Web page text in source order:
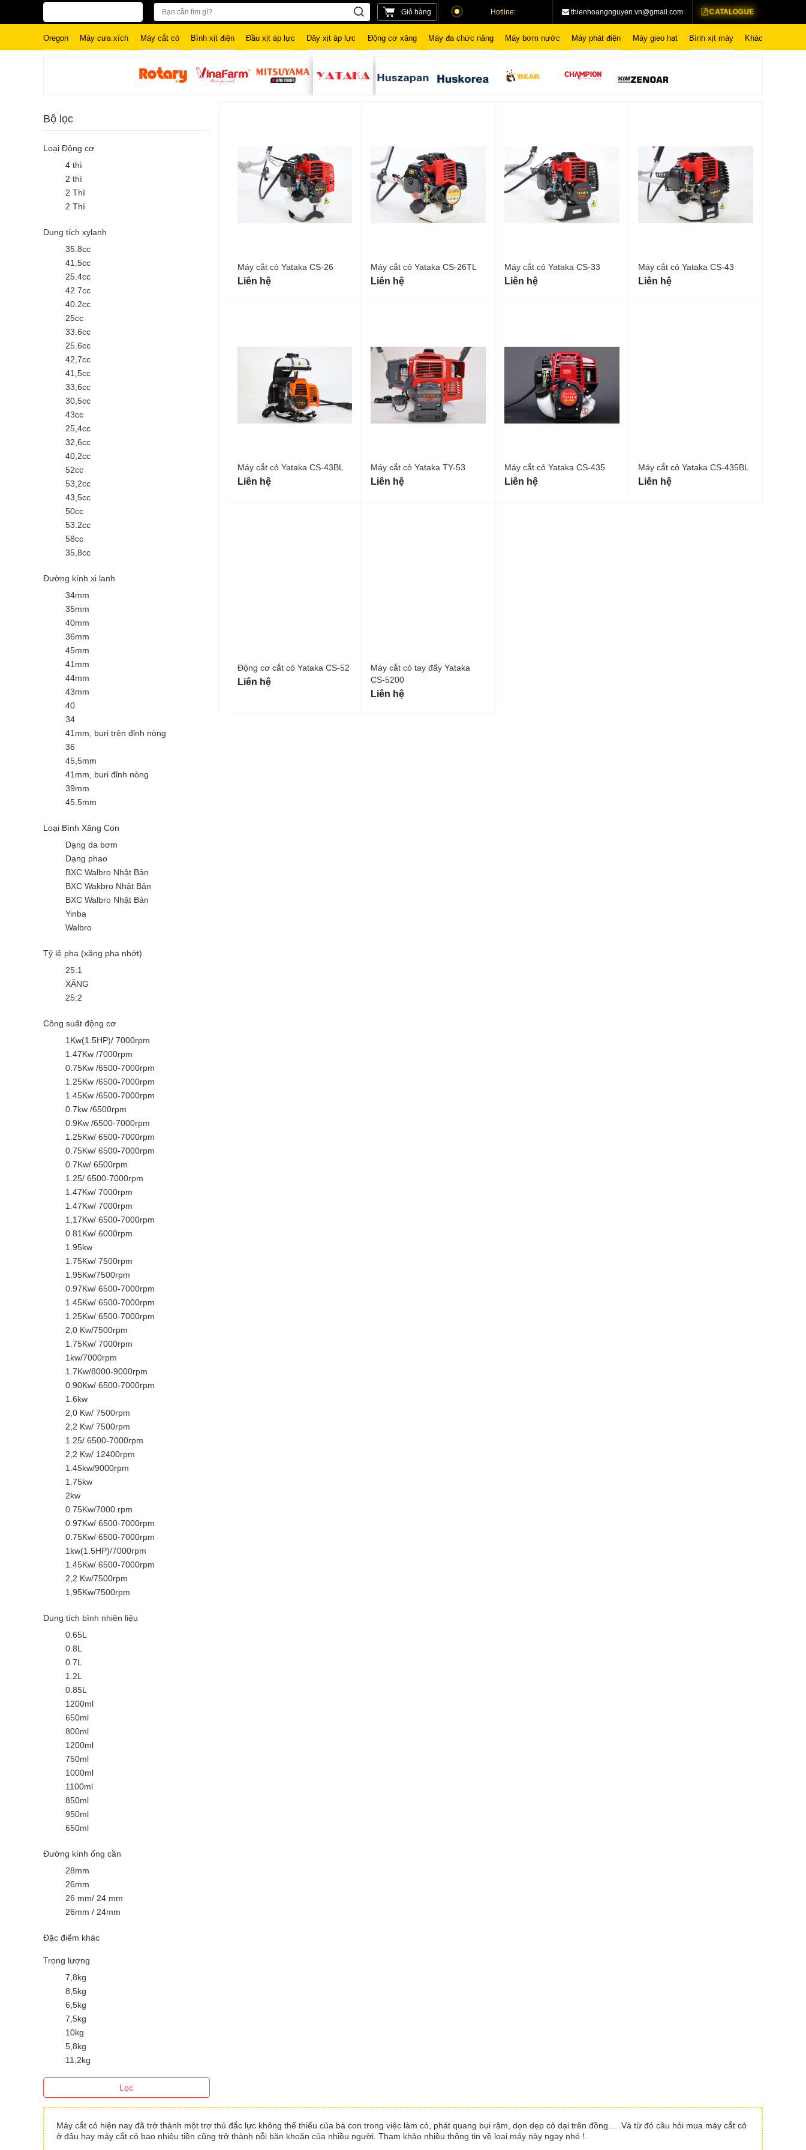
Giỏ hàng Hotline: thienhoangnguyen.vn@gmail.com CATALOGUE
Oregon Máy cưa xích Máy cắt cỏ Bình xịt điện Đầu xịt áp lực Dây xịt áp lực Động cơ xăng Máy đa chức năng Máy bơm nước Máy phát điện Máy gieo hạt Bình xịt máy Khác
Bộ lọc
Loại Động cơ
4 thì
2 thì
2 Thì
2 Thì
Dung tích xylanh
35.8cc
41.5cc
25.4cc
42.7cc
40.2cc
25cc
33.6cc
25.6cc
42,7cc
41,5cc
33,6cc
30,5cc
43cc
25,4cc
32,6cc
40,2cc
52cc
53,2cc
43,5cc
50cc
53.2cc
58cc
35,8cc
Đường kính xi lanh
34mm
35mm
40mm
36mm
45mm
41mm
44mm
43mm
40
34
41mm, buri trên đỉnh nòng
36
45,5mm
41mm, buri đỉnh nòng
39mm
45.5mm
Loại Bình Xăng Con
Dạng da bơm
Dạng phao
BXC Walbro Nhật Bản
BXC Wakbro Nhật Bản
BXC Walbro Nhật Bản
Yinba
Walbro
Tỷ lệ pha (xăng pha nhớt)
25:1
XĂNG
25:2
Công suất động cơ
1Kw(1.5HP)/ 7000rpm
1.47Kw /7000rpm
0.75Kw /6500-7000rpm
1.25Kw /6500-7000rpm
1.45Kw /6500-7000rpm
0.7kw /6500rpm
0.9Kw /6500-7000rpm
1.25Kw/ 6500-7000rpm
0.75Kw/ 6500-7000rpm
0.7Kw/ 6500rpm
1.25/ 6500-7000rpm
1.47Kw/ 7000rpm
1.47Kw/ 7000rpm
1,17Kw/ 6500-7000rpm
0.81Kw/ 6000rpm
1.95kw
1.75Kw/ 7500rpm
1.95Kw/7500rpm
0.97Kw/ 6500-7000rpm
1.45Kw/ 6500-7000rpm
1.25Kw/ 6500-7000rpm
2,0 Kw/7500rpm
1.75Kw/ 7000rpm
1kw/7000rpm
1.7Kw/8000-9000rpm
0.90Kw/ 6500-7000rpm
1.6kw
2,0 Kw/ 7500rpm
2,2 Kw/ 7500rpm
1.25/ 6500-7000rpm
2,2 Kw/ 12400rpm
1.45kw/9000rpm
1.75kw
2kw
0.75Kw/7000 rpm
0.97Kw/ 6500-7000rpm
0.75Kw/ 6500-7000rpm
1kw(1.5HP)/7000rpm
1.45Kw/ 6500-7000rpm
2,2 Kw/7500rpm
1,95Kw/7500rpm
Dung tích bình nhiên liệu
0.65L
0.8L
0.7L
1.2L
0.85L
1200ml
650ml
800ml
1200ml
750ml
1000ml
1100ml
850ml
950ml
650ml
Đường kính ống cần
28mm
26mm
26 mm/ 24 mm
26mm / 24mm
Đặc điểm khác
Trọng lượng
7,8kg
8,5kg
6,5kg
7,5kg
10kg
5,8kg
11,2kg
Lọc
Máy cắt cỏ Yataka CS-26
Liên hệ
Máy cắt cỏ Yataka CS-26TL
Liên hệ
Máy cắt cỏ Yataka CS-33
Liên hệ
Máy cắt cỏ Yataka CS-43
Liên hệ
Máy cắt cỏ Yataka CS-43BL
Liên hệ
Máy cắt cỏ Yataka TY-53
Liên hệ
Máy cắt cỏ Yataka CS-435
Liên hệ
Máy cắt cỏ Yataka CS-435BL
Liên hệ
Động cơ cắt cỏ Yataka CS-52
Liên hệ
Máy cắt cỏ tay đẩy Yataka
CS-5200
Liên hệ
Máy cắt cỏ hiện nay đã trở thành một trợ thủ đắc lực không thể thiếu của bà con trong việc làm cỏ, phát quang bụi rậm, dọn dẹp cỏ dại trên đồng… .Và từ đó câu hỏi mua máy cắt cỏ
ở đâu hay máy cắt cỏ bao nhiêu tiền cũng trở thành nỗi băn khoăn của nhiều người. Tham khảo nhiều thông tin về loại máy này ngay nhé !.